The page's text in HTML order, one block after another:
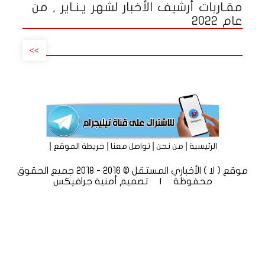
مقـاربات أرشيف الأخبار لشهر يـنـاير , من
عام 2022
>>
الرئيسية|من نحن|تواصل معنا|خريطة الموقع
موقع ( لا ) الأخباري المستقل © 2016 - 2018 جميع الحقوق
محفوظة | تصميم
أمنية جرافيكس